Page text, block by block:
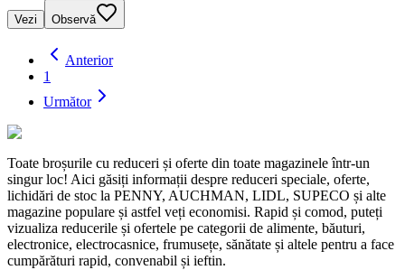
Vezi Observă
Anterior
1
Următor
Toate broșurile cu reduceri și oferte din toate magazinele într-un
singur loc! Aici găsiți informații despre reduceri speciale, oferte,
lichidări de stoc la PENNY, AUCHMAN, LIDL, SUPECO și alte
magazine populare și astfel veți economisi. Rapid și comod, puteți
vizualiza reducerile și ofertele pe categorii de alimente, băuturi,
electronice, electrocasnice, frumusețe, sănătate și altele pentru a face
cumpărături rapid, convenabil și ieftin.